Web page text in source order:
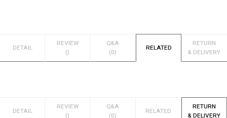
DETAIL
REVIEW
()
Q&A
(0)
RELATED
RETURN
& DELIVERY
DETAIL
REVIEW
()
Q&A
(0)
RELATED
RETURN
& DELIVERY